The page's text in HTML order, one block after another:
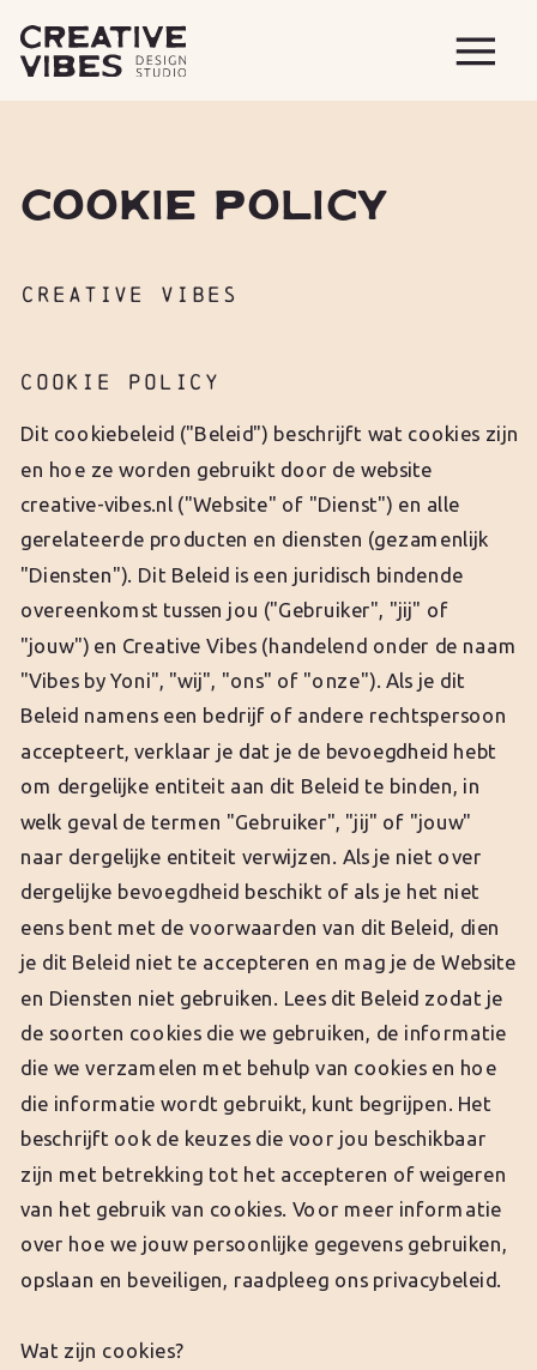
Dit cookiebeleid ("Beleid") beschrijft wat cookies zijn
en hoe ze worden gebruikt door de website
creative-vibes.nl ("Website" of "Dienst") en alle
gerelateerde producten en diensten (gezamenlijk
"Diensten"). Dit Beleid is een juridisch bindende
overeenkomst tussen jou ("Gebruiker", "jij" of
"jouw") en Creative Vibes (handelend onder de naam
"Vibes by Yoni", "wij", "ons" of "onze"). Als je dit
Beleid namens een bedrijf of andere rechtspersoon
accepteert, verklaar je dat je de bevoegdheid hebt
om dergelijke entiteit aan dit Beleid te binden, in
welk geval de termen "Gebruiker", "jij" of "jouw"
naar dergelijke entiteit verwijzen. Als je niet over
dergelijke bevoegdheid beschikt of als je het niet
eens bent met de voorwaarden van dit Beleid, dien
je dit Beleid niet te accepteren en mag je de Website
en Diensten niet gebruiken. Lees dit Beleid zodat je
de soorten cookies die we gebruiken, de informatie
die we verzamelen met behulp van cookies en hoe
die informatie wordt gebruikt, kunt begrijpen. Het
beschrijft ook de keuzes die voor jou beschikbaar
zijn met betrekking tot het accepteren of weigeren
van het gebruik van cookies. Voor meer informatie
over hoe we jouw persoonlijke gegevens gebruiken,
opslaan en beveiligen, raadpleeg ons privacybeleid.
Wat zijn cookies?
COOKIE POLICY
CREATIVE VIBES
COOKIE POLICY